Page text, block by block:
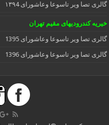
گالری تصا ویر تاسوعا وعاشورای ۱۳۹4
خیریه کندرودیهای مقیم تهران
گالری تصا ویر تاسوعا وعاشورای 1395
گالری تصا ویر تاسوعا وعاشورای 1396